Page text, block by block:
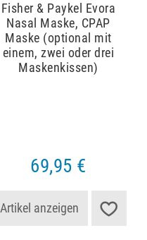
Fisher & Paykel Evora
Nasal Maske, CPAP
Maske (optional mit
einem, zwei oder drei
Maskenkissen)
69,95 €
Artikel anzeigen